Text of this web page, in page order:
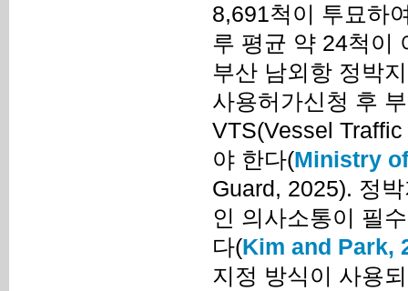
8,691척이 투묘하
루 평균 약 24척이
부산 남외항 정박
사용허가신청 후
VTS(Vessel
야 한다(Ministry
Guard, 2025). 정
인 의사소통이 필
다(Kim and Park,
지정 방식이 사용